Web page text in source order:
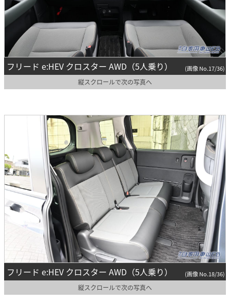
フリード e:HEV クロスター AWD（5人乗り） (画像 No.17/36)
縦スクロールで次の写真へ
フリード e:HEV クロスター AWD（5人乗り） (画像 No.18/36)
縦スクロールで次の写真へ